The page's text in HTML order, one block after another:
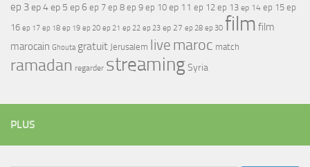
ep 3ep 4ep 5 ep 6 ep 7 ep 8 ep 9 ep 10 ep 11 ep 12 ep 13 ep 14 ep 15 ep
16 ep 17 ep 18 ep 19 ep 20 ep 21 ep 22 ep 23 ep 27 ep 28 ep 30 film film
marocain Ghouta gratuit Jerusalem live maroc match
ramadan regarder streamingSyria
PLUS